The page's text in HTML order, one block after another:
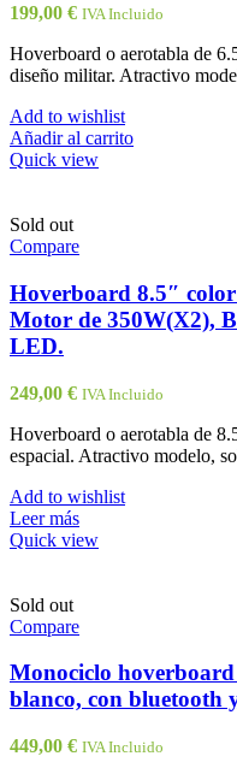
199,00 € IVA Incluido
Hoverboard o aerotabla de
diseño militar. Atractivo
Add to wishlist
Añadir al carrito
Quick view
Sold out
Compare
Hoverboard 8.5″
Motor de 350W(X2),
LED.
249,00 € IVA Incluido
Hoverboard o aerotabla de
espacial. Atractivo modelo,
Add to wishlist
Leer más
Quick view
Sold out
Compare
Monociclo
blanco, con bluetooth
449,00 € IVA Incluido